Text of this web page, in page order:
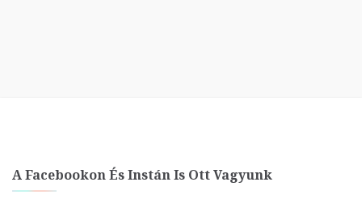
A Facebookon És Instán Is Ott Vagyunk